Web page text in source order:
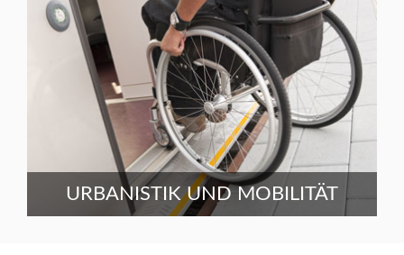
URBANISTIK UND MOBILITÄT